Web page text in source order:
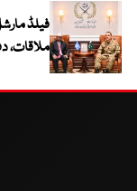
فیلڈ
ملاقات،